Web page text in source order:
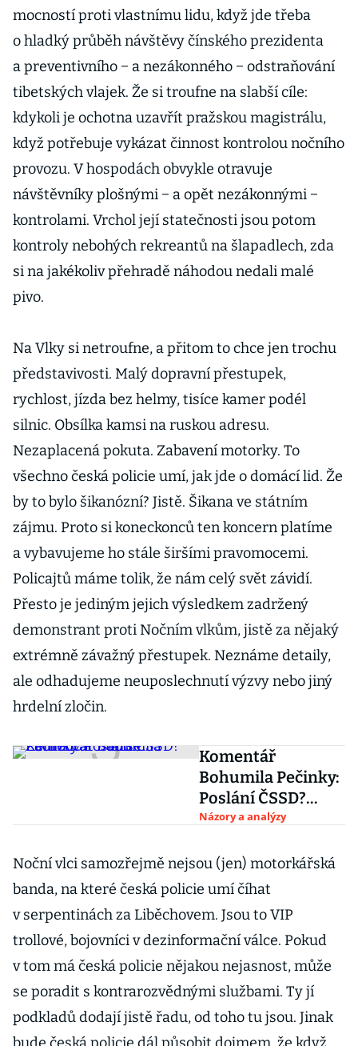
mocností proti vlastnímu lidu, když jde třeba
o hladký průběh návštěvy čínského prezidenta
a preventivního − a nezákonného − odstraňování
tibetských vlajek. Že si troufne na slabší cíle:
kdykoli je ochotna uzavřít pražskou magistrálu,
když potřebuje vykázat činnost kontrolou nočního
provozu. V hospodách obvykle otravuje
návštěvníky plošnými − a opět nezákonnými −
kontrolami. Vrchol její statečnosti jsou potom
kontroly nebohých rekreantů na šlapadlech, zda
si na jakékoliv přehradě náhodou nedali malé
pivo.
Na Vlky si netroufne, a přitom to chce jen trochu
představivosti. Malý dopravní přestupek,
rychlost, jízda bez helmy, tisíce kamer podél
silnic. Obsílka kamsi na ruskou adresu.
Nezaplacená pokuta. Zabavení motorky. To
všechno česká policie umí, jak jde o domácí lid. Že
by to bylo šikanózní? Jistě. Šikana ve státním
zájmu. Proto si koneckonců ten koncern platíme
a vybavujeme ho stále širšími pravomocemi.
Policajtů máme tolik, že nám celý svět závidí.
Přesto je jediným jejich výsledkem zadržený
demonstrant proti Nočním vlkům, jistě za nějaký
extrémně závažný přestupek. Neznáme detaily,
ale odhadujeme neuposlechnutí výzvy nebo jiný
hrdelní zločin.
Komentář
Bohumila Pečinky:
Poslání ČSSD?
Zadržovat Babiše
Názory a analýzy
Noční vlci samozřejmě nejsou (jen) motorkářská
banda, na které česká policie umí číhat
v serpentinách za Liběchovem. Jsou to VIP
trollové, bojovníci v dezinformační válce. Pokud
v tom má česká policie nějakou nejasnost, může
se poradit s kontrarozvědnými službami. Ty jí
podkladů dodají jistě řadu, od toho tu jsou. Jinak